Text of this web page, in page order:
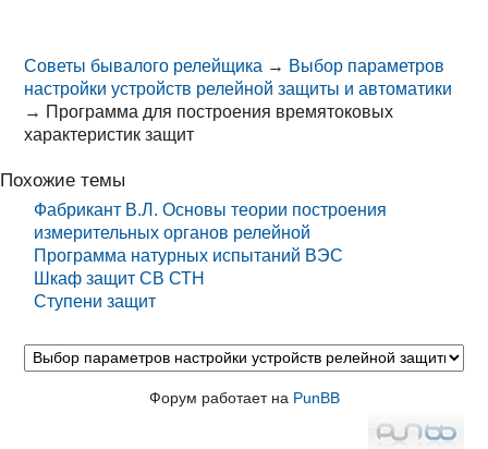
Советы бывалого релейщика → Выбор параметров
настройки устройств релейной защиты и автоматики
→ Программа для построения времятоковых
характеристик защит
Похожие темы
Фабрикант В.Л. Основы теории построения
измерительных органов релейной
Программа натурных испытаний ВЭС
Шкаф защит СВ СТН
Ступени защит
Форум работает на PunBB